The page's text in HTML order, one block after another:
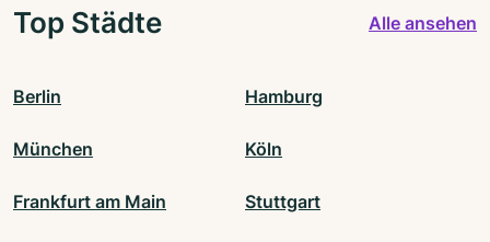
Top Städte Alle ansehen
Berlin Hamburg
München Köln
Frankfurt am Main Stuttgart